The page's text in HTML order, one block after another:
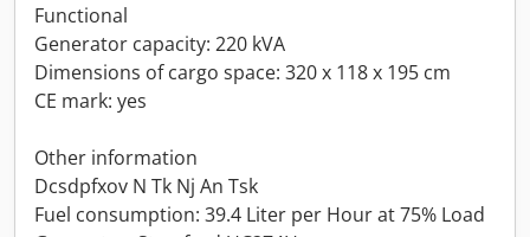
Functional
Generator capacity: 220 kVA
Dimensions of cargo space: 320 x 118 x 195 cm
CE mark: yes
Other information
Dcsdpfxov N Tk Nj An Tsk
Fuel consumption: 39.4 Liter per Hour at 75% Load